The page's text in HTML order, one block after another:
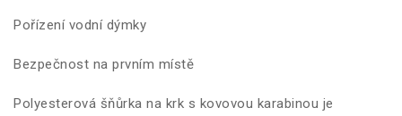
Pořízení vodní dýmky
Bezpečnost na prvním místě
Polyesterová šňůrka na krk s kovovou karabinou je